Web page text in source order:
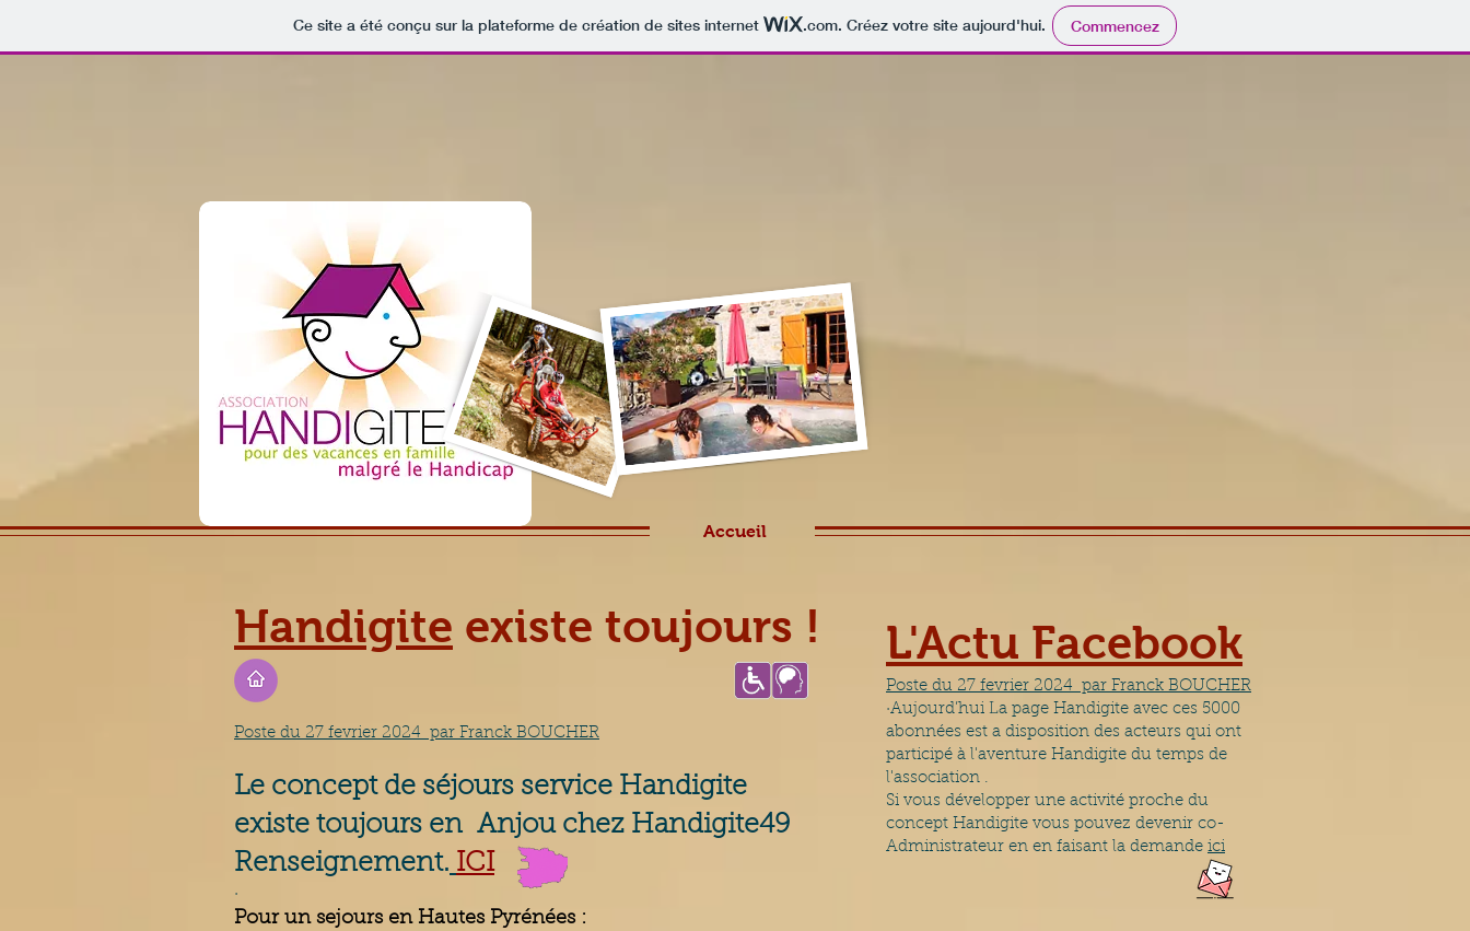
Ce site a été conçu sur la plateforme de création de sites internet .com. Créez votre site aujourd'hui. Commencez
Accueil
Handigite existe toujours !
Poste du 27 fevrier 2024 par Franck BOUCHER
Le concept de séjours service Handigite
existe toujours en Anjou chez Handigite49
Renseignement. ICI
·
Pour un sejours en Hautes Pyrénées :
L'Actu Facebook
Poste du 27 fevrier 2024 par Franck BOUCHER
·Aujourd’hui La page Handigite avec ces 5000
abonnées est a disposition des acteurs qui ont
participé à l'aventure Handigite du temps de
l'association .
Si vous développer une activité proche du
concept Handigite vous pouvez devenir co-
Administrateur en en faisant la demande ici